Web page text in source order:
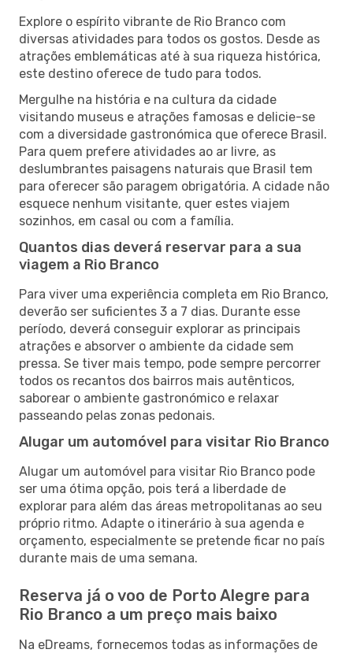
Explore o espírito vibrante de Rio Branco com
diversas atividades para todos os gostos. Desde as
atrações emblemáticas até à sua riqueza histórica,
este destino oferece de tudo para todos.
Mergulhe na história e na cultura da cidade
visitando museus e atrações famosas e delicie-se
com a diversidade gastronómica que oferece Brasil.
Para quem prefere atividades ao ar livre, as
deslumbrantes paisagens naturais que Brasil tem
para oferecer são paragem obrigatória. A cidade não
esquece nenhum visitante, quer estes viajem
sozinhos, em casal ou com a família.
Quantos dias deverá reservar para a sua
viagem a Rio Branco
Para viver uma experiência completa em Rio Branco,
deverão ser suficientes 3 a 7 dias. Durante esse
período, deverá conseguir explorar as principais
atrações e absorver o ambiente da cidade sem
pressa. Se tiver mais tempo, pode sempre percorrer
todos os recantos dos bairros mais autênticos,
saborear o ambiente gastronómico e relaxar
passeando pelas zonas pedonais.
Alugar um automóvel para visitar Rio Branco
Alugar um automóvel para visitar Rio Branco pode
ser uma ótima opção, pois terá a liberdade de
explorar para além das áreas metropolitanas ao seu
próprio ritmo. Adapte o itinerário à sua agenda e
orçamento, especialmente se pretende ficar no país
durante mais de uma semana.
Reserva já o voo de Porto Alegre para
Rio Branco a um preço mais baixo
Na eDreams, fornecemos todas as informações de